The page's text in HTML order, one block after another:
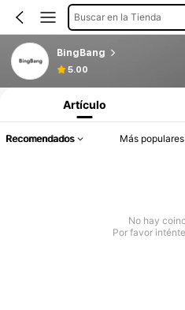
Buscar en la Tienda
BingBang
5.00
Artículo
Recomendados Más populares
No hay
Por favor